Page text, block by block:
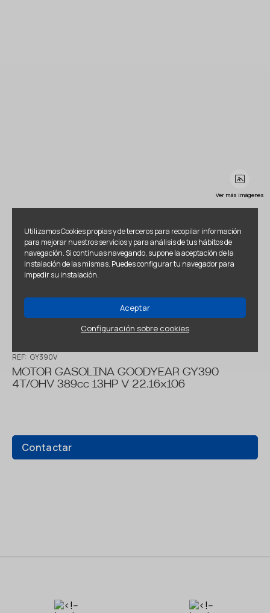
Utilizamos Cookies propias y de terceros para recopilar información
para mejorar nuestros servicios y para análisis de tus hábitos de
navegación. Si continuas navegando, supone la aceptación de la
instalación de las mismas. Puedes configurar tu navegador para
impedir su instalación.
Aceptar
Configuración sobre cookies
REF: GY390V
MOTOR GASOLINA GOODYEAR GY390
4T/OHV 389cc 13HP V 22.16x106
Contactar
Ver más imágenes